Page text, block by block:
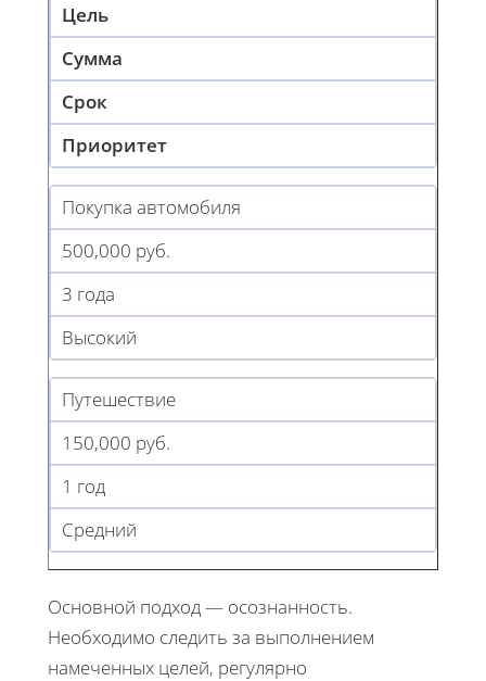
Цель
Сумма
Срок
Приоритет
Покупка автомобиля
500,000 руб.
3 года
Высокий
Путешествие
150,000 руб.
1 год
Средний
Основной подход — осознанность.
Необходимо следить за выполнением
намеченных целей, регулярно